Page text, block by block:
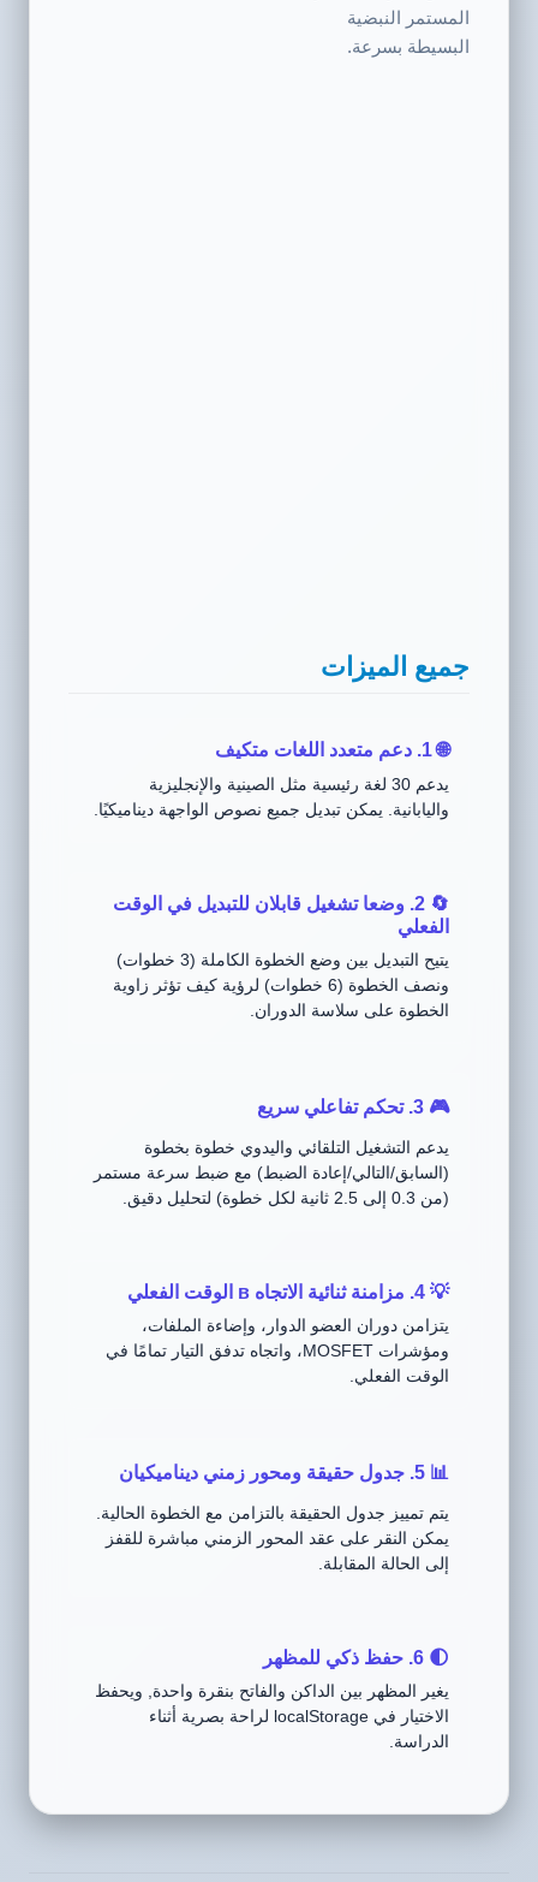
المستمر النبضية
البسيطة بسرعة.
جميع الميزات
🌐 1. دعم متعدد اللغات متكيف
يدعم 30 لغة رئيسية مثل الصينية والإنجليزية
واليابانية. يمكن تبديل جميع نصوص الواجهة ديناميكيًا.
🔄 2. وضعا تشغيل قابلان للتبديل في الوقت
الفعلي
يتيح التبديل بين وضع الخطوة الكاملة (3 خطوات)
ونصف الخطوة (6 خطوات) لرؤية كيف تؤثر زاوية
الخطوة على سلاسة الدوران.
🎮 3. تحكم تفاعلي سريع
يدعم التشغيل التلقائي واليدوي خطوة بخطوة
(السابق/التالي/إعادة الضبط) مع ضبط سرعة مستمر
(من 0.3 إلى 2.5 ثانية لكل خطوة) لتحليل دقيق.
💡 4. مزامنة ثنائية الاتجاه в الوقت الفعلي
يتزامن دوران العضو الدوار، وإضاءة الملفات،
ومؤشرات MOSFET، واتجاه تدفق التيار تمامًا في
الوقت الفعلي.
📊 5. جدول حقيقة ومحور زمني ديناميكيان
يتم تمييز جدول الحقيقة بالتزامن مع الخطوة الحالية.
يمكن النقر على عقد المحور الزمني مباشرة للقفز
إلى الحالة المقابلة.
🌓 6. حفظ ذكي للمظهر
يغير المظهر بين الداكن والفاتح بنقرة واحدة, ويحفظ
الاختيار في localStorage لراحة بصرية أثناء
الدراسة.